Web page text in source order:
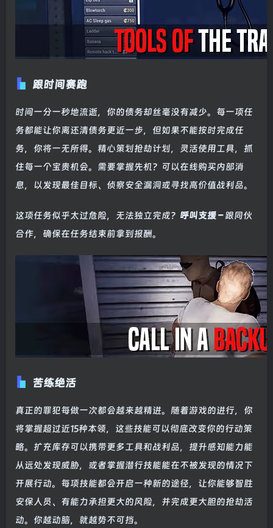
跟时间赛跑
时间一分一秒地流逝，你的债务却丝毫没有减少。每一项任
务都能让你离还清债务更近一步，但如果不能按时完成任
务，你将一无所得。精心策划抢劫计划，灵活使用工具，抓
住每一个宝贵机会。需要掌握先机？可以在线购买内部消
息，以发现最佳目标、侦察安全漏洞或寻找高价值战利品。
这项任务似乎太过危险，无法独立完成？ 呼叫支援 –跟同伙
合作，确保在任务结束前拿到报酬。
苦练绝活
真正的罪犯每做一次都会越来越精进。随着游戏的进行，你
将掌握超过近15种本领，这些技能可以彻底改变你的行动策
略。扩充库存可以携带更多工具和战利品，提升感知能力能
从远处发现威胁，或者掌握潜行技能能在不被发现的情况下
开展行动。每项技能都会开启一种新的途径，让你能够智胜
安保人员、有能力承担更大的风险，并完成更大胆的抢劫活
动。你越动脑，就越势不可挡。